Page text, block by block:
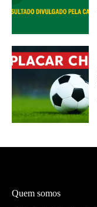
Quem somos